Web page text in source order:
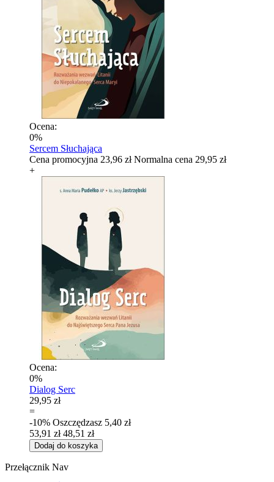
Ocena:
0%
Sercem Słuchająca
Cena promocyjna 23,96 zł Normalna cena 29,95 zł
+
Ocena:
0%
Dialog Serc
29,95 zł
=
-10% Oszczędzasz 5,40 zł
53,91 zł 48,51 zł
Dodaj do koszyka
Przełącznik Nav